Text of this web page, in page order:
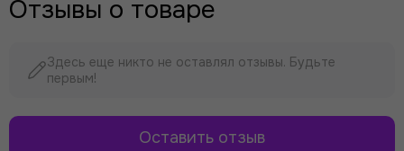
Отзывы о товаре
Здесь еще никто не оставлял отзывы. Будьте
первым!
Оставить отзыв